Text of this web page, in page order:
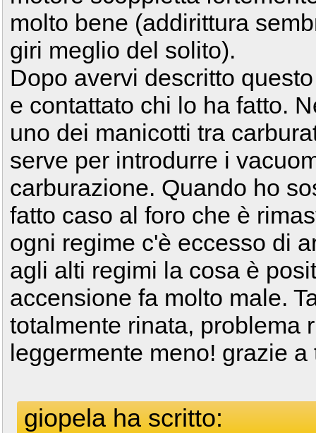
molto bene (addirittura
giri meglio del solito).
Dopo avervi descritto
e contattato chi lo ha fatto.
uno dei manicotti tra
serve per introdurre i
carburazione. Quando ho
fatto caso al foro che è
ogni regime c'è eccesso di
agli alti regimi la cosa è
accensione fa molto male.
totalmente rinata, problema
leggermente meno! grazie a
giopela ha scritto: